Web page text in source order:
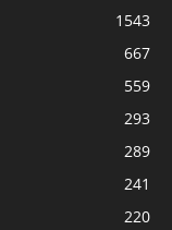
1543
667
559
293
289
241
220